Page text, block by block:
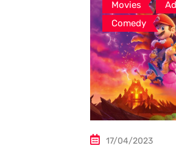
Movies ,
Comedy
17/04/2023